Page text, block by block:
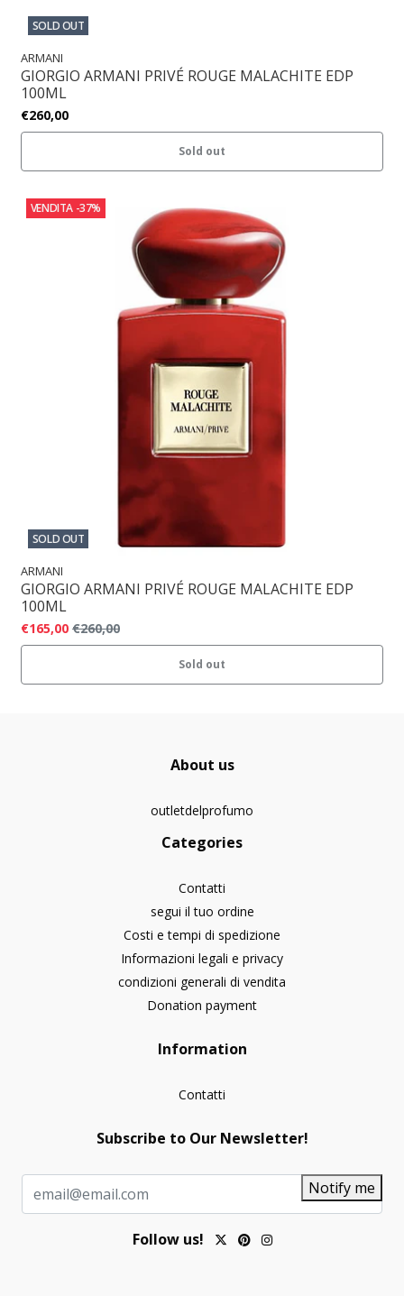
SOLD OUT
ARMANI
GIORGIO ARMANI PRIVÉ ROUGE MALACHITE EDP
100ML
€260,00
Sold out
VENDITA -37%
SOLD OUT
ARMANI
GIORGIO ARMANI PRIVÉ ROUGE MALACHITE EDP
100ML
€165,00 €260,00
Sold out
About us
outletdelprofumo
Categories
Contatti
segui il tuo ordine
Costi e tempi di spedizione
Informazioni legali e privacy
condizioni generali di vendita
Donation payment
Information
Contatti
Subscribe to Our Newsletter!
Notify me
Follow us!